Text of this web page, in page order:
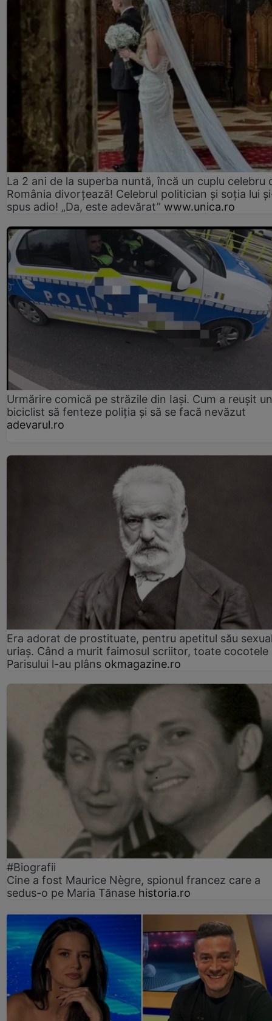
La 2 ani de la superba nuntă, încă un cuplu celebru
România divorțează! Celebrul politician și soția lui
spus adio! „Da, este adevărat” www.unica.ro
Urmărire comică pe străzile din Iași. Cum a reușit un
biciclist să fenteze poliția și să se facă nevăzut
adevarul.ro
Era adorat de prostituate, pentru apetitul său
uriaș. Când a murit faimosul scriitor, toate cocotele
Parisului l-au plâns okmagazine.ro
#Biografii
Cine a fost Maurice Nègre, spionul francez care a
sedus-o pe Maria Tănase historia.ro